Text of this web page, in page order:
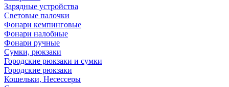
Зарядные устройства
Световые палочки
Фонари кемпинговые
Фонари налобные
Фонари ручные
Сумки, рюкзаки
Городские рюкзаки и сумки
Городские рюкзаки
Кошельки, Несессеры